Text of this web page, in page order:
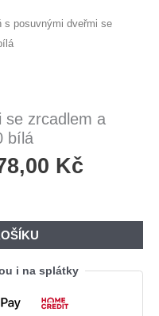
s posuvnými dveřmi se
se zrcadlem a
bílá
Kč.
Kč
678,00
i na splátky